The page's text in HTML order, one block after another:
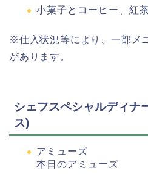
小菓子とコーヒー、紅
※仕入状況等により、一部メ
があります。
シェフスペシャルディ
ス)
アミューズ
本日のアミューズ